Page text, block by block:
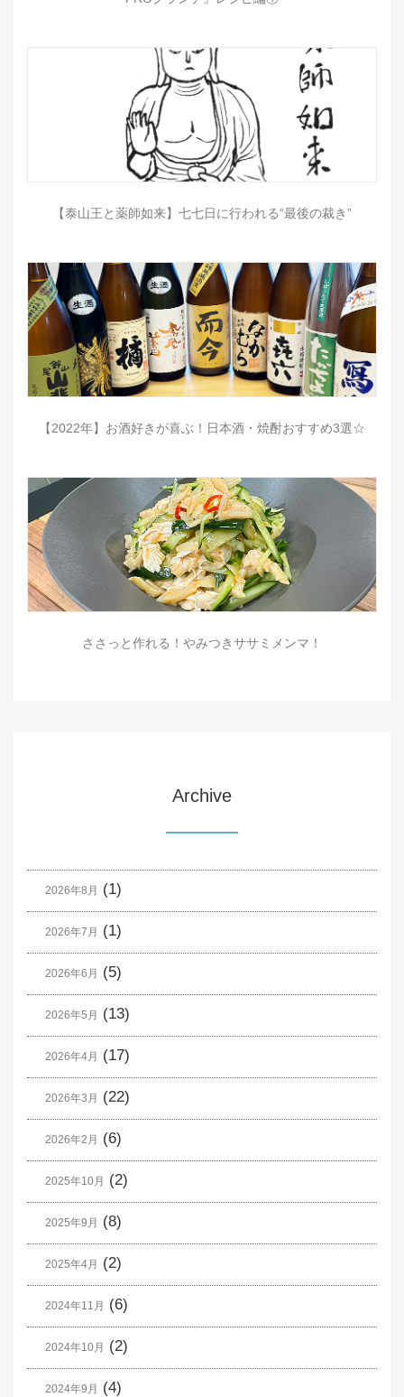
【泰山王と薬師如来】七七日に行われる“最後の裁き”
【2022年】お酒好きが喜ぶ！日本酒・焼酎おすすめ3選☆
ささっと作れる！やみつきササミメンマ！
Archive
2026年8月 (1)
2026年7月 (1)
2026年6月 (5)
2026年5月 (13)
2026年4月 (17)
2026年3月 (22)
2026年2月 (6)
2025年10月 (2)
2025年9月 (8)
2025年4月 (2)
2024年11月 (6)
2024年10月 (2)
2024年9月 (4)